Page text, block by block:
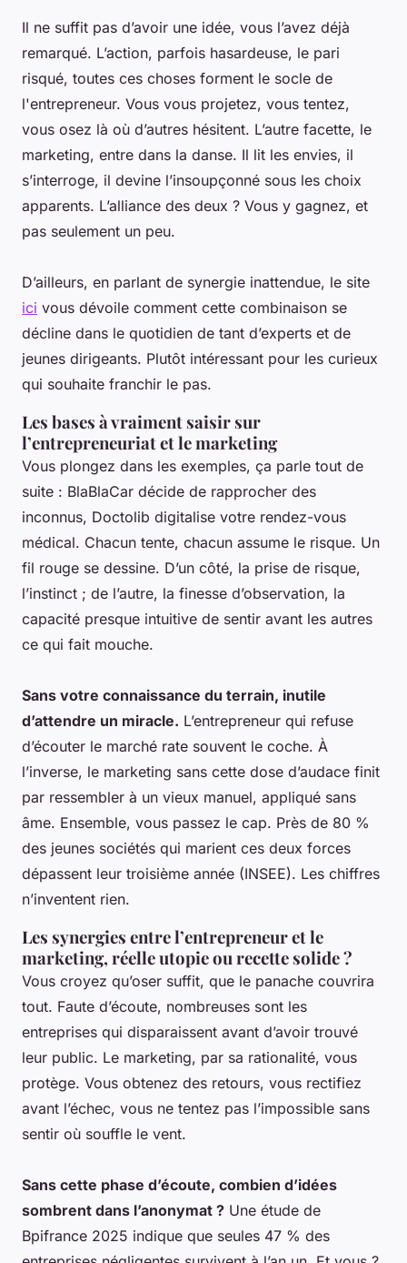
Il ne suffit pas d’avoir une idée, vous l’avez déjà
remarqué. L’action, parfois hasardeuse, le pari
risqué, toutes ces choses forment le socle de
l'entrepreneur. Vous vous projetez, vous tentez,
vous osez là où d’autres hésitent. L’autre facette, le
marketing, entre dans la danse. Il lit les envies, il
s’interroge, il devine l’insoupçonné sous les choix
apparents. L’alliance des deux ? Vous y gagnez, et
pas seulement un peu.
D’ailleurs, en parlant de synergie inattendue, le site
ici vous dévoile comment cette combinaison se
décline dans le quotidien de tant d’experts et de
jeunes dirigeants. Plutôt intéressant pour les curieux
qui souhaite franchir le pas.
Les bases à vraiment saisir sur
l’entrepreneuriat et le marketing
Vous plongez dans les exemples, ça parle tout de
suite : BlaBlaCar décide de rapprocher des
inconnus, Doctolib digitalise votre rendez-vous
médical. Chacun tente, chacun assume le risque. Un
fil rouge se dessine. D’un côté, la prise de risque,
l’instinct ; de l’autre, la finesse d’observation, la
capacité presque intuitive de sentir avant les autres
ce qui fait mouche.
Sans votre connaissance du terrain, inutile
d’attendre un miracle. L’entrepreneur qui refuse
d’écouter le marché rate souvent le coche. À
l’inverse, le marketing sans cette dose d’audace finit
par ressembler à un vieux manuel, appliqué sans
âme. Ensemble, vous passez le cap. Près de 80 %
des jeunes sociétés qui marient ces deux forces
dépassent leur troisième année (INSEE). Les chiffres
n’inventent rien.
Les synergies entre l’entrepreneur et le
marketing, réelle utopie ou recette solide ?
Vous croyez qu’oser suffit, que le panache couvrira
tout. Faute d’écoute, nombreuses sont les
entreprises qui disparaissent avant d’avoir trouvé
leur public. Le marketing, par sa rationalité, vous
protège. Vous obtenez des retours, vous rectifiez
avant l’échec, vous ne tentez pas l’impossible sans
sentir où souffle le vent.
Sans cette phase d’écoute, combien d’idées
sombrent dans l’anonymat ? Une étude de
Bpifrance 2025 indique que seules 47 % des